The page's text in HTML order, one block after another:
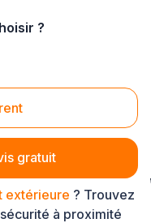
?
gratuit
et extérieure
extérieure ? Trouvez
à proximité